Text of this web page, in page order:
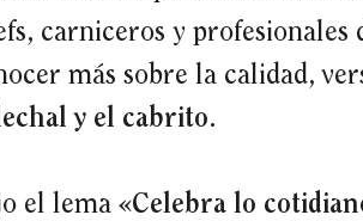
carniceros y
más sobre la calidad,
y el cabrito.
el lema«Celebra lo